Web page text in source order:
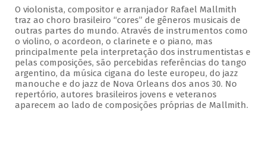
O violonista, compositor e arranjador Rafael Mallmith
traz ao choro brasileiro “cores” de gêneros musicais de
outras partes do mundo. Através de instrumentos como
o violino, o acordeon, o clarinete e o piano, mas
principalmente pela interpretação dos instrumentistas e
pelas composições, são percebidas referências do tango
argentino, da música cigana do leste europeu, do jazz
manouche e do jazz de Nova Orleans dos anos 30. No
repertório, autores brasileiros jovens e veteranos
aparecem ao lado de composições próprias de Mallmith.